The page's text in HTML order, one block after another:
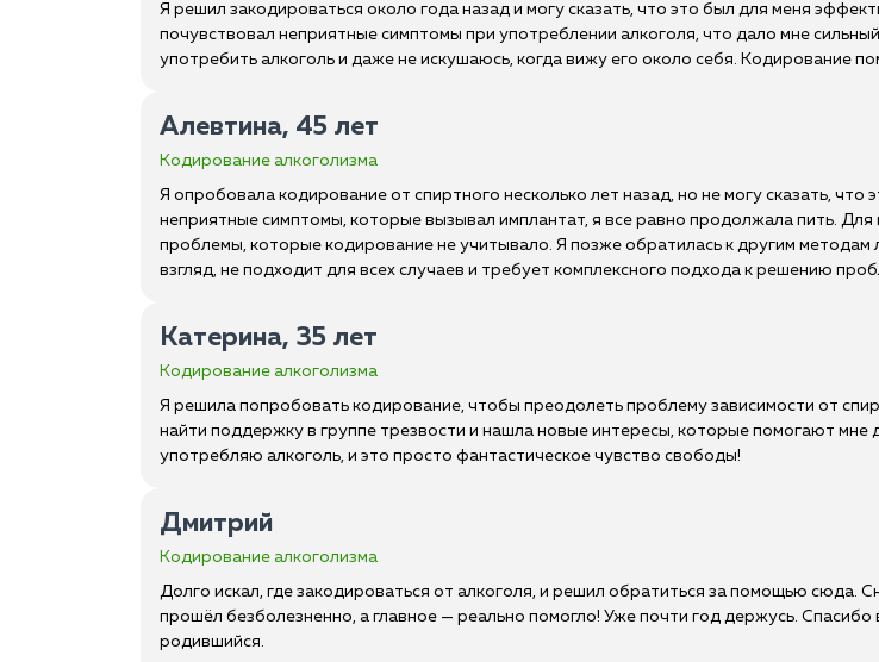
Я решил закодироваться около года назад и могу сказать, что это был для меня
почувствовал неприятные симптомы при употреблении алкоголя, что дало мне
употребить алкоголь и даже не искушаюсь, когда вижу его около себя. Кодирование
Алевтина, 45 лет
Кодирование алкоголизма
Я опробовала кодирование от спиртного несколько лет назад, но не могу сказать,
неприятные симптомы, которые вызывал имплантат, я все равно продолжала пить.
проблемы, которые кодирование не учитывало. Я позже обратилась к другим
взгляд, не подходит для всех случаев и требует комплексного подхода к решению
Катерина, 35 лет
Кодирование алкоголизма
Я решила попробовать кодирование, чтобы преодолеть проблему зависимости от
найти поддержку в группе трезвости и нашла новые интересы, которые помогают мне
употребляю алкоголь, и это просто фантастическое чувство свободы!
Дмитрий
Кодирование алкоголизма
Долго искал, где закодироваться от алкоголя, и решил обратиться за помощью сюда.
прошёл безболезненно, а главное — реально помогло! Уже почти год держусь.
родившийся.